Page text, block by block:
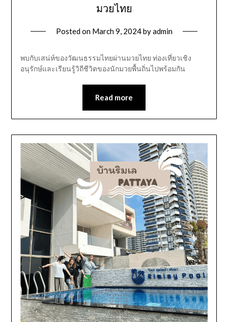
มวยไทย
Posted on March 9, 2024byadmin
พบกับเสน่ห์ของวัฒนธรรมไทยผ่านมวยไทย ท่องเที่ยวเชิง
อนุรักษ์และเรียนรู้วิถีชีวิตของนักมวยพื้นถิ่นไปพร้อมกัน
Read more